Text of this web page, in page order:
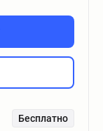
Бесплатно